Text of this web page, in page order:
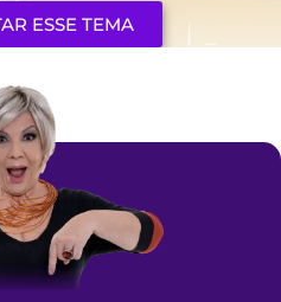
ESSE TEMA